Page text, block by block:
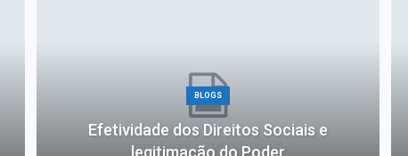
BLOGS
Efetividade dos Direitos Sociais e
legitimação do Poder